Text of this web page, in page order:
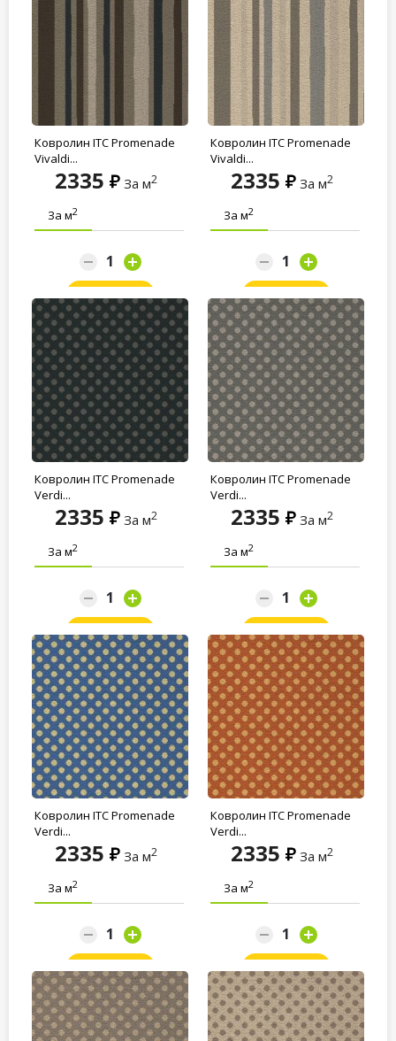
Ковролин ITC Promenade
Vivaldi...
2335 За м2
За м2
Ковролин ITC Promenade
Vivaldi...
2335 За м2
За м2
Ковролин ITC Promenade
Verdi...
2335 За м2
За м2
Ковролин ITC Promenade
Verdi...
2335 За м2
За м2
Ковролин ITC Promenade
Verdi...
2335 За м2
За м2
Ковролин ITC Promenade
Verdi...
2335 За м2
За м2